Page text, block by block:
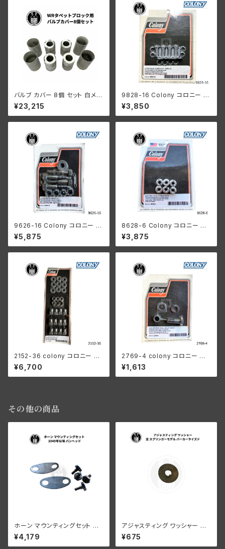
バルブ カバー 8個 セット 白メッ
キ ハーレーダビッドソン WR
¥23,215
9828-16 Colony コロニー リ
フターベース スクリューキット
1/4-20 オーバルヘッド クロー
ムメッキ ハーレーダビッドソン
¥3,850
9626-16 Colony コロニー パ
ーカーライズド ロワー モーター
マウントキット ハーレーダビッド
ソン 1929-1973年 45 モデル
1936年 VL
¥5,875
8628-6 Colony コロニー ス
ロット付き 1/4-24 スレッド ナッ
ト ハーレーダビッドソン JD DL
RL J シングル 1911-1936年 カ
¥3,875
2152-36 colony コロニー シ
リンダー ヘッドナット 3/8-16
キット ハーレーダビッドソン
¥6,700
2769-4 colony コロニー キッ
クスターター ペダル マウントキ
ット ハーレーダビッドソン
¥1,613
その他の商品
ホーン マウンティングセット ハ
ーレーダビッドソン 1949年以
降 パンヘッド
¥4,179
アジャスティング ワッシャー ハ
ーレーダビッドソン 全スプリン
ガーモデル パーカーライズド
¥675